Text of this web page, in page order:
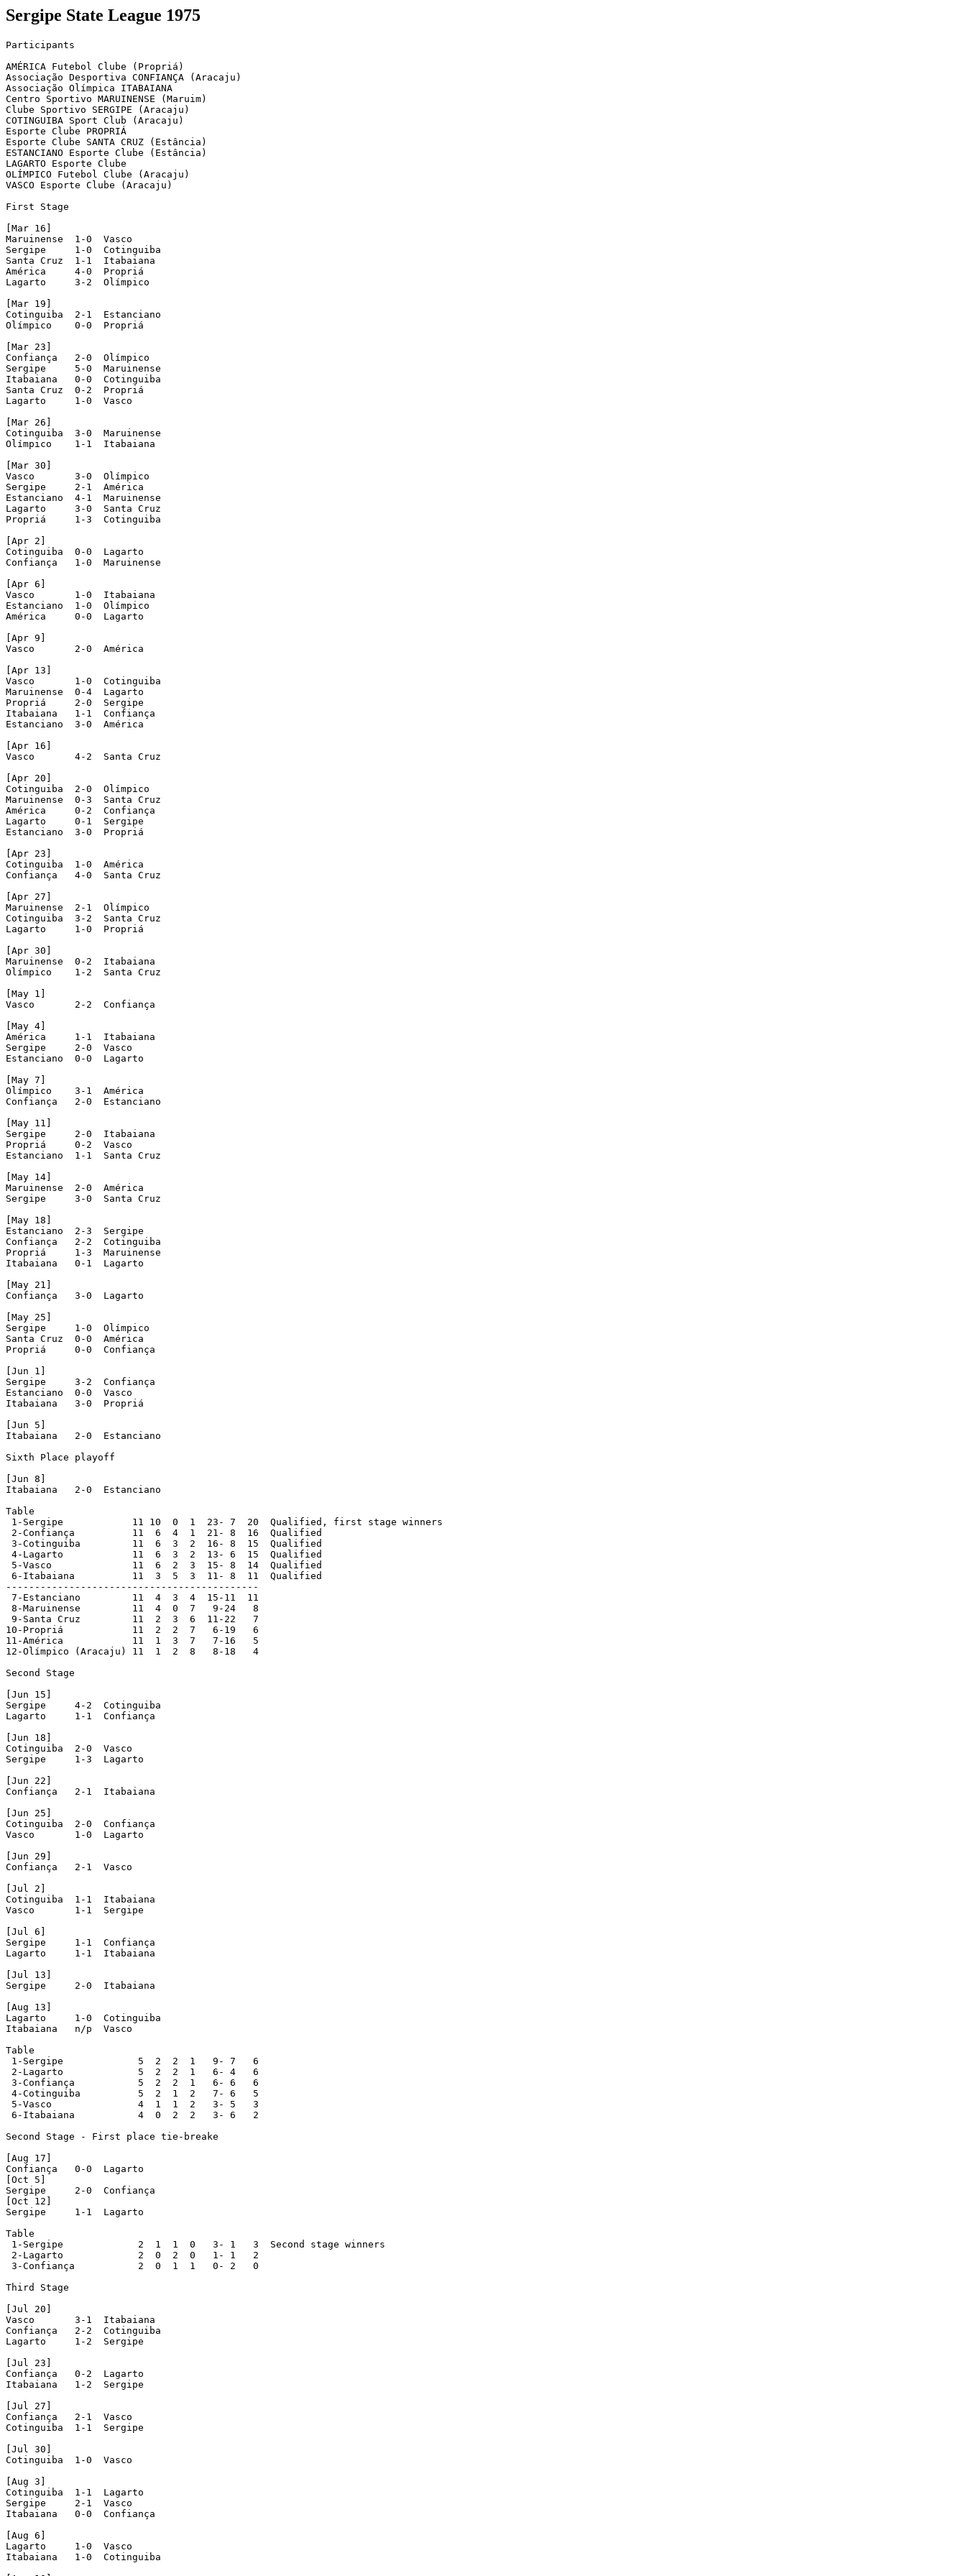
Sergipe State League 1975
Participants
AMÉRICA Futebol Clube (Propriá)
Associação Desportiva CONFIANÇA (Aracaju)
Associação Olímpica ITABAIANA
Centro Sportivo MARUINENSE (Maruim)
Clube Sportivo SERGIPE (Aracaju)
COTINGUIBA Sport Club (Aracaju)
Esporte Clube PROPRIÁ
Esporte Clube SANTA CRUZ (Estância)
ESTANCIANO Esporte Clube (Estância)
LAGARTO Esporte Clube
OLÍMPICO Futebol Clube (Aracaju)
VASCO Esporte Clube (Aracaju)
First Stage
[Mar 16]
Maruinense  1-0  Vasco
Sergipe     1-0  Cotinguiba
Santa Cruz  1-1  Itabaiana
América     4-0  Propriá
Lagarto     3-2  Olímpico
[Mar 19]
Cotinguiba  2-1  Estanciano
Olímpico    0-0  Propriá
[Mar 23]
Confiança   2-0  Olímpico
Sergipe     5-0  Maruinense
Itabaiana   0-0  Cotinguiba
Santa Cruz  0-2  Propriá
Lagarto     1-0  Vasco
[Mar 26]
Cotinguiba  3-0  Maruinense
Olímpico    1-1  Itabaiana
[Mar 30]
Vasco       3-0  Olímpico
Sergipe     2-1  América
Estanciano  4-1  Maruinense
Lagarto     3-0  Santa Cruz
Propriá     1-3  Cotinguiba
[Apr 2]
Cotinguiba  0-0  Lagarto
Confiança   1-0  Maruinense
[Apr 6]
Vasco       1-0  Itabaiana
Estanciano  1-0  Olímpico
América     0-0  Lagarto
[Apr 9]
Vasco       2-0  América
[Apr 13]
Vasco       1-0  Cotinguiba
Maruinense  0-4  Lagarto
Propriá     2-0  Sergipe
Itabaiana   1-1  Confiança
Estanciano  3-0  América
[Apr 16]
Vasco       4-2  Santa Cruz
[Apr 20]
Cotinguiba  2-0  Olímpico
Maruinense  0-3  Santa Cruz
América     0-2  Confiança
Lagarto     0-1  Sergipe
Estanciano  3-0  Propriá
[Apr 23]
Cotinguiba  1-0  América
Confiança   4-0  Santa Cruz
[Apr 27]
Maruinense  2-1  Olímpico
Cotinguiba  3-2  Santa Cruz
Lagarto     1-0  Propriá
[Apr 30]
Maruinense  0-2  Itabaiana
Olímpico    1-2  Santa Cruz
[May 1]
Vasco       2-2  Confiança
[May 4]
América     1-1  Itabaiana
Sergipe     2-0  Vasco
Estanciano  0-0  Lagarto
[May 7]
Olímpico    3-1  América
Confiança   2-0  Estanciano
[May 11]
Sergipe     2-0  Itabaiana
Propriá     0-2  Vasco
Estanciano  1-1  Santa Cruz
[May 14]
Maruinense  2-0  América
Sergipe     3-0  Santa Cruz
[May 18]
Estanciano  2-3  Sergipe
Confiança   2-2  Cotinguiba
Propriá     1-3  Maruinense
Itabaiana   0-1  Lagarto
[May 21]
Confiança   3-0  Lagarto
[May 25]
Sergipe     1-0  Olímpico
Santa Cruz  0-0  América
Propriá     0-0  Confiança
[Jun 1]
Sergipe     3-2  Confiança
Estanciano  0-0  Vasco
Itabaiana   3-0  Propriá
[Jun 5]
Itabaiana   2-0  Estanciano
Sixth Place playoff
[Jun 8]
Itabaiana   2-0  Estanciano
Table
1-Sergipe            11 10  0  1  23- 7  20  Qualified, first stage winners
2-Confiança          11  6  4  1  21- 8  16  Qualified
3-Cotinguiba         11  6  3  2  16- 8  15  Qualified
4-Lagarto            11  6  3  2  13- 6  15  Qualified
5-Vasco              11  6  2  3  15- 8  14  Qualified
6-Itabaiana          11  3  5  3  11- 8  11  Qualified
--------------------------------------------
7-Estanciano         11  4  3  4  15-11  11
8-Maruinense         11  4  0  7   9-24   8
9-Santa Cruz         11  2  3  6  11-22   7
10-Propriá            11  2  2  7   6-19   6
11-América            11  1  3  7   7-16   5
12-Olímpico (Aracaju) 11  1  2  8   8-18   4
Second Stage
[Jun 15]
Sergipe     4-2  Cotinguiba
Lagarto     1-1  Confiança
[Jun 18]
Cotinguiba  2-0  Vasco
Sergipe     1-3  Lagarto
[Jun 22]
Confiança   2-1  Itabaiana
[Jun 25]
Cotinguiba  2-0  Confiança
Vasco       1-0  Lagarto
[Jun 29]
Confiança   2-1  Vasco
[Jul 2]
Cotinguiba  1-1  Itabaiana
Vasco       1-1  Sergipe
[Jul 6]
Sergipe     1-1  Confiança
Lagarto     1-1  Itabaiana
[Jul 13]
Sergipe     2-0  Itabaiana
[Aug 13]
Lagarto     1-0  Cotinguiba
Itabaiana   n/p  Vasco
Table
1-Sergipe             5  2  2  1   9- 7   6
2-Lagarto             5  2  2  1   6- 4   6
3-Confiança           5  2  2  1   6- 6   6
4-Cotinguiba          5  2  1  2   7- 6   5
5-Vasco               4  1  1  2   3- 5   3
6-Itabaiana           4  0  2  2   3- 6   2
Second Stage - First place tie-breake
[Aug 17]
Confiança   0-0  Lagarto
[Oct 5]
Sergipe     2-0  Confiança
[Oct 12]
Sergipe     1-1  Lagarto
Table
1-Sergipe             2  1  1  0   3- 1   3  Second stage winners
2-Lagarto             2  0  2  0   1- 1   2
3-Confiança           2  0  1  1   0- 2   0
Third Stage
[Jul 20]
Vasco       3-1  Itabaiana
Confiança   2-2  Cotinguiba
Lagarto     1-2  Sergipe
[Jul 23]
Confiança   0-2  Lagarto
Itabaiana   1-2  Sergipe
[Jul 27]
Confiança   2-1  Vasco
Cotinguiba  1-1  Sergipe
[Jul 30]
Cotinguiba  1-0  Vasco
[Aug 3]
Cotinguiba  1-1  Lagarto
Sergipe     2-1  Vasco
Itabaiana   0-0  Confiança
[Aug 6]
Lagarto     1-0  Vasco
Itabaiana   1-0  Cotinguiba